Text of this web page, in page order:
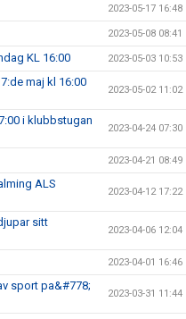
2023-05-17 16:48
2023-05-08 08:41
KL 16:00 2023-05-03 10:53
maj kl 16:00
2023-05-02 11:02
i klubbstugan
2023-04-24 07:30
2023-04-21 08:49
ALS
2023-04-12 17:22
sitt
2023-04-06 12:04
2023-04-01 16:46
sport pa&#778;
2023-03-31 11:44